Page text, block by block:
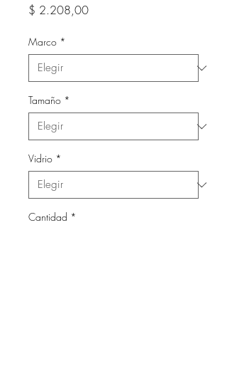
$ 2.208,00Precio
Marco *
Tamaño *
Vidrio *
Cantidad *